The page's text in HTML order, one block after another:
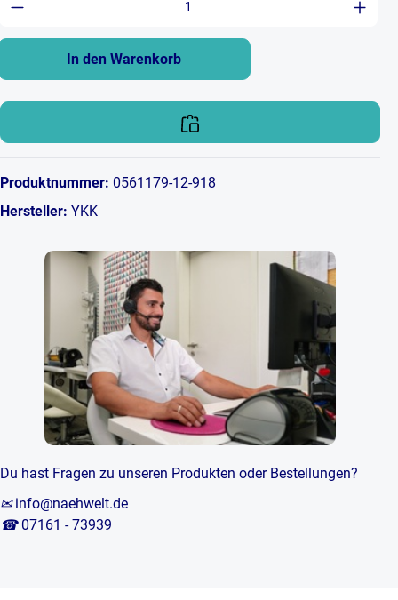
In den Warenkorb
Produktnummer: 0561179-12-918
Hersteller: YKK
Du hast Fragen zu unseren Produkten oder Bestellungen?
✉ info@naehwelt.de
☎ 07161 - 73939